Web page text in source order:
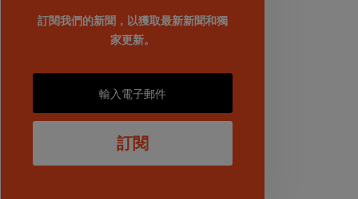
訂閱我們的新聞，以獲取最新新聞和獨
家更新。
訂閱